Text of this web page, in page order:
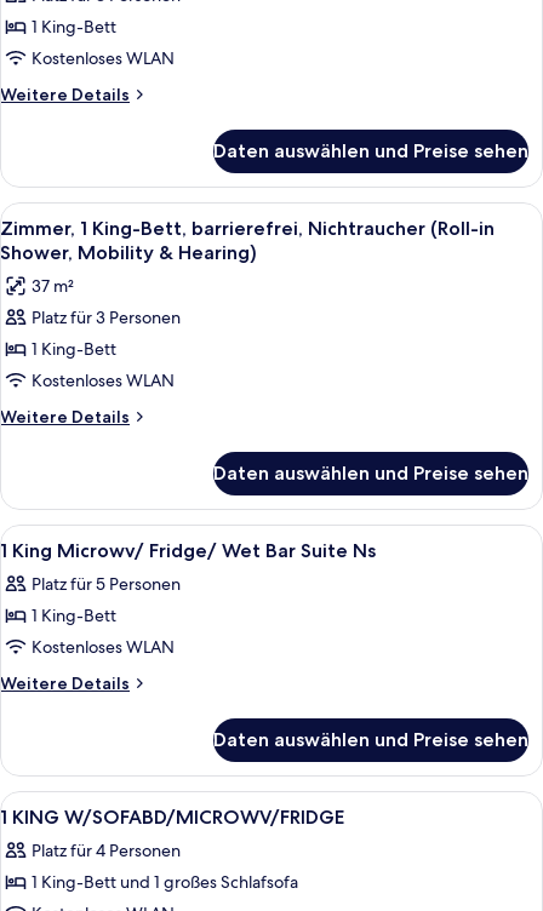
Bett,
Nichtraucher,
Badewanne
Hearing)
anzeigen
1 King-Bett
Kostenloses WLAN
Weitere Details
Weitere
1 King-
Bett,
Nichtraucher,
Badewanne
(Mobility
&
Hearing)
Daten auswählen und Preise sehen
Alle
Fotos
für
Zimmer,
1 King-
Bett,
barrierefrei,
Nichtraucher
Shower,
Mobility
&
Hearing)
anzeigen
Ein Hotelzimmer mit blauem Sofa,
5
Zimmer, 1 King-Bett, barrierefrei, Nichtraucher (Roll-in
Shower, Mobility & Hearing)
37 m²
Platz für 3 Personen
1 King-Bett
Kostenloses WLAN
Weitere Details
Weitere
1 King-
Bett,
barrierefrei,
Nichtraucher
(Roll-
in
Mobility
&
Hearing)
Daten auswählen und Preise sehen
Alle
Fotos
für
1
King
Microwv/
Bar
Suite
Ns
anzeigen
Zimmersafe, Schreibtisch,
9
1 King Microwv/ Fridge/ Wet Bar Suite Ns
Platz für 5 Personen
1 King-Bett
Kostenloses WLAN
Weitere Details
Weitere
King
Microwv/
Fridge/
Bar
Suite
Daten auswählen und Preise sehen
Alle
Fotos
für
1
Zimmersafe, Schreibtisch,
8
1 KING W/SOFABD/MICROWV/FRIDGE
Platz für 4 Personen
1 King-Bett und 1 großes Schlafsofa